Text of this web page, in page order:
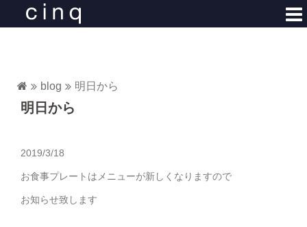
blog 明日から
明日から
2019/3/18
お食事プレートはメニューが新しくなりますので
お知らせ致します